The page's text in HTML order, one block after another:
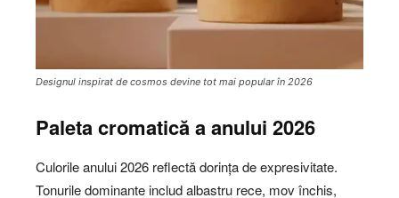
Designul inspirat de cosmos devine tot mai popular în 2026
Paleta cromatică a anului 2026
Culorile anului 2026 reflectă dorința de expresivitate.
Tonurile dominante includ albastru rece, mov închis,